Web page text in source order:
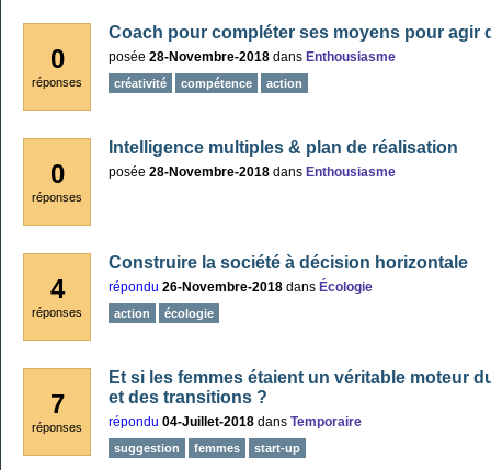
0
réponses
Coach pour compléter ses moyens pour agir
posée 28-Novembre-2018 dans Enthousiasme
créativité compétence action
0
réponses
Intelligence multiples & plan de réalisation
posée 28-Novembre-2018 dans Enthousiasme
4
réponses
Construire la société à décision horizontale
répondu 26-Novembre-2018 dans Écologie
action écologie
7
réponses
Et si les femmes étaient un véritable moteur
et des transitions ?
répondu 04-Juillet-2018 dans Temporaire
suggestion femmes start-up